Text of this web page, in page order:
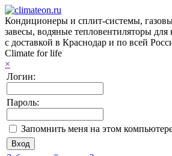
Кондиционеры и сплит-системы,
завесы, водяные тепловентиляторы
с доставкой в Краснодар и по всей
Climate for life
×
Логин:
Пароль:
Запомнить меня на этом